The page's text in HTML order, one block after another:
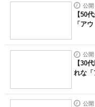
公開
【50
「ア
公開
【30
れな
公開